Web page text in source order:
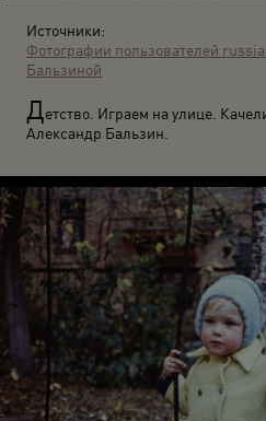
Источники:
Фотографии пользователей
Бальзиной
Детство. Играем на улице.
Александр Бальзин.